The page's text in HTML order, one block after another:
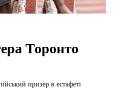
Торонто
призер в естафеті